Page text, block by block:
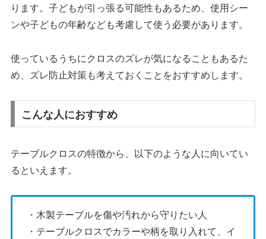
ります。子どもが引っ張る可能性もあるため、使用シー
ンや子どもの年齢なども考慮して使う必要があります。
使っているうちにクロスのズレが気になることもあるた
め、ズレ防止対策も考えておくことをおすすめします。
こんな人におすすめ
テーブルクロスの特徴から、以下のような人に向いてい
るといえます。
・木製テーブルを傷や汚れから守りたい人
・テーブルクロスでカラーや柄を取り入れて、イ